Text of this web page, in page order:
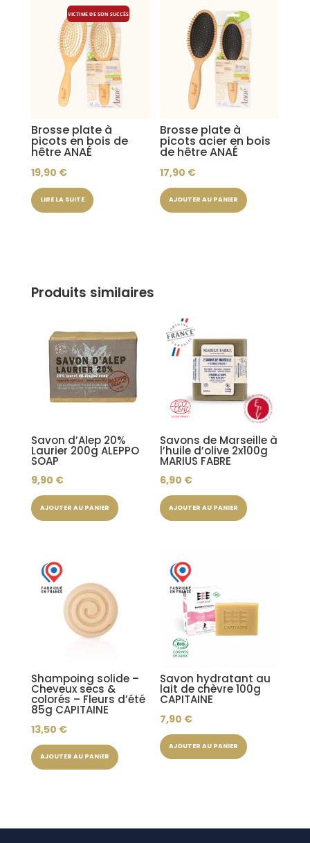
VICTIME DE SON SUCCÈS
Brosse plate à
picots en bois de
hêtre ANAÉ
19,90 €
LIRE LA SUITE
Brosse plate à
picots acier en bois
de hêtre ANAÉ
17,90 €
AJOUTER AU PANIER
Produits similaires
Savon d’Alep 20%
Laurier 200g ALEPPO
SOAP
9,90 €
AJOUTER AU PANIER
Savons de Marseille à
l’huile d’olive 2x100g
MARIUS FABRE
6,90 €
AJOUTER AU PANIER
Shampoing solide –
Cheveux secs &
colorés – Fleurs d’été
85g CAPITAINE
13,50 €
AJOUTER AU PANIER
Savon hydratant au
lait de chèvre 100g
CAPITAINE
7,90 €
AJOUTER AU PANIER